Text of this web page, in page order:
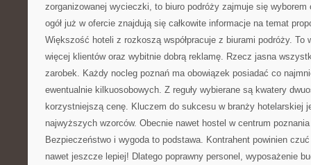
zorganizowanej wycieczki, to biuro podróży zajmuje się wyborem
ogół już w ofercie znajdują się całkowite informacje na temat
Większość hoteli z rozkoszą współpracuje z biurami podróży. To
więcej klientów oraz wybitnie dobrą reklamę. Rzecz jasna
zarobek. Każdy nocleg poznań ma obowiązek posiadać co
ewentualnie kilkuosobowych. Z reguły wybierane są kwatery
korzystniejszą cenę. Kluczem do sukcesu w branży hotelarskiej
najwyższych wzorców. Obecnie nawet hostel w centrum
Bezpieczeństwo i wygoda to podstawa. Kontrahent powinien
nawet jeszcze lepiej! Dlatego poprawny personel, wyposażenie